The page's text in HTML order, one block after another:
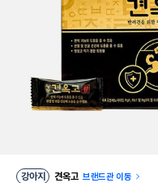
강아지 견옥고 브랜드관 이동